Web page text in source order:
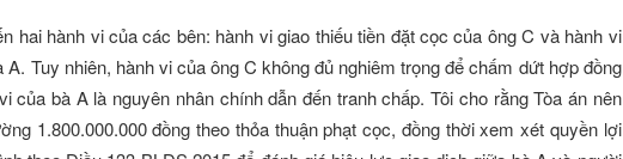
hai hành vi của các bên: hành vi giao thiếu tiền đặt cọc của ông C và hành vi
Tuy nhiên, hành vi của ông C không đủ nghiêm trọng để chấm dứt hợp đồng
của bà A là nguyên nhân chính dẫn đến tranh chấp. Tôi cho rằng Tòa án nên
1.800.000.000 đồng theo thỏa thuận phạt cọc, đồng thời xem xét quyền lợi